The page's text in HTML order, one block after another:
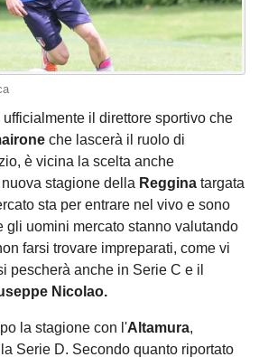
ufficialmente il direttore sportivo che
che lascerà il ruolo di
è vicina la scelta anche
stagione della Reggina targata
sta per entrare nel vivo e sono
gli uomini mercato stanno valutando
farsi trovare impreparati, come vi
pescherà anche in Serie C e il
Nicolao.
la stagione con l'Altamura,
Serie D. Secondo quanto riportato